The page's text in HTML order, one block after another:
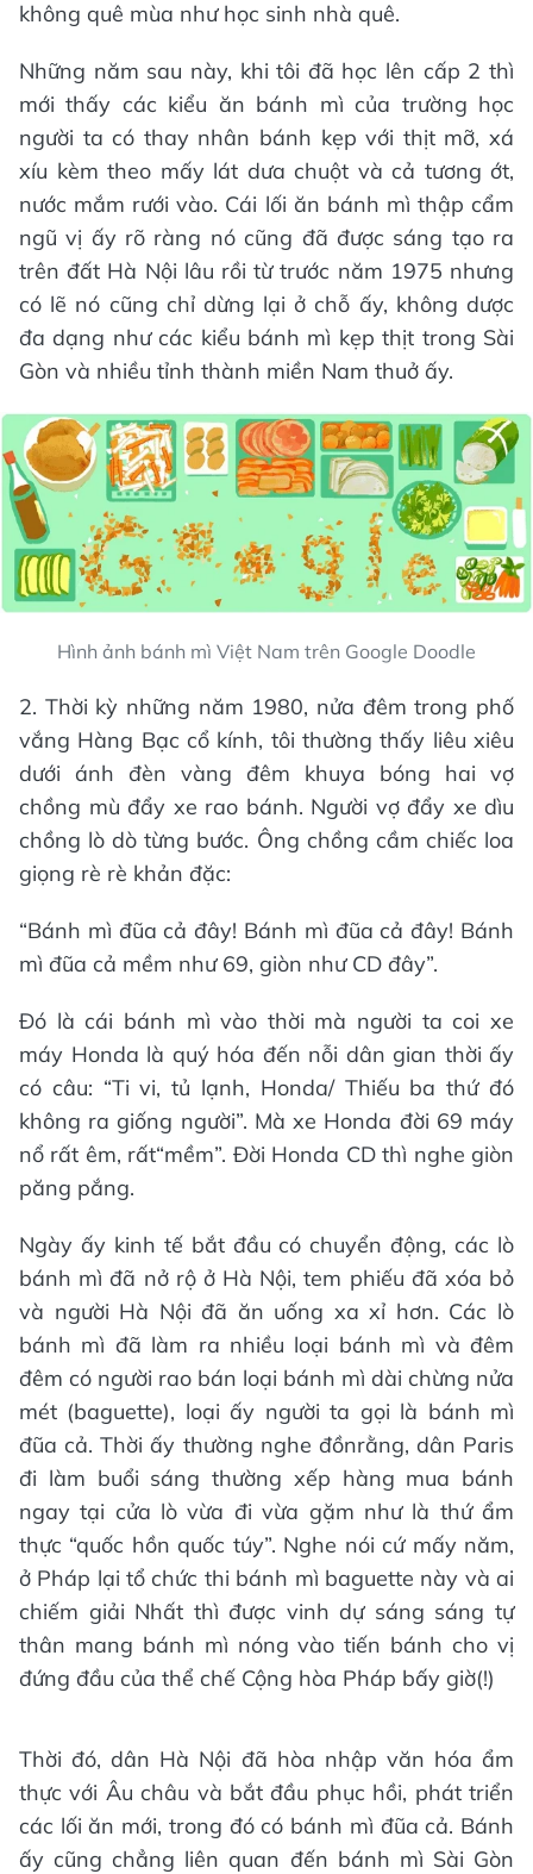
không quê mùa như học sinh nhà quê.
Những năm sau này, khi tôi đã học lên cấp 2 thì
mới thấy các kiểu ăn bánh mì của trường học
người ta có thay nhân bánh kẹp với thịt mỡ, xá
xíu kèm theo mấy lát dưa chuột và cả tương ớt,
nước mắm rưới vào. Cái lối ăn bánh mì thập cẩm
ngũ vị ấy rõ ràng nó cũng đã được sáng tạo ra
trên đất Hà Nội lâu rồi từ trước năm 1975 nhưng
có lẽ nó cũng chỉ dừng lại ở chỗ ấy, không dược
đa dạng như các kiểu bánh mì kẹp thịt trong Sài
Gòn và nhiều tỉnh thành miền Nam thuở ấy.
Hình ảnh bánh mì Việt Nam trên Google Doodle
2. Thời kỳ những năm 1980, nửa đêm trong phố
vắng Hàng Bạc cổ kính, tôi thường thấy liêu xiêu
dưới ánh đèn vàng đêm khuya bóng hai vợ
chồng mù đẩy xe rao bánh. Người vợ đẩy xe dìu
chồng lò dò từng bước. Ông chồng cầm chiếc loa
giọng rè rè khản đặc:
“Bánh mì đũa cả đây! Bánh mì đũa cả đây! Bánh
mì đũa cả mềm như 69, giòn như CD đây”.
Đó là cái bánh mì vào thời mà người ta coi xe
máy Honda là quý hóa đến nỗi dân gian thời ấy
có câu: “Ti vi, tủ lạnh, Honda/ Thiếu ba thứ đó
không ra giống người”. Mà xe Honda đời 69 máy
nổ rất êm, rất“mềm”. Đời Honda CD thì nghe giòn
păng pắng.
Ngày ấy kinh tế bắt đầu có chuyển động, các lò
bánh mì đã nở rộ ở Hà Nội, tem phiếu đã xóa bỏ
và người Hà Nội đã ăn uống xa xỉ hơn. Các lò
bánh mì đã làm ra nhiều loại bánh mì và đêm
đêm có người rao bán loại bánh mì dài chừng nửa
mét (baguette), loại ấy người ta gọi là bánh mì
đũa cả. Thời ấy thường nghe đồnrằng, dân Paris
đi làm buổi sáng thường xếp hàng mua bánh
ngay tại cửa lò vừa đi vừa gặm như là thứ ẩm
thực “quốc hồn quốc túy”. Nghe nói cứ mấy năm,
ở Pháp lại tổ chức thi bánh mì baguette này và ai
chiếm giải Nhất thì được vinh dự sáng sáng tự
thân mang bánh mì nóng vào tiến bánh cho vị
đứng đầu của thể chế Cộng hòa Pháp bấy giờ(!)
Thời đó, dân Hà Nội đã hòa nhập văn hóa ẩm
thực với Âu châu và bắt đầu phục hồi, phát triển
các lối ăn mới, trong đó có bánh mì đũa cả. Bánh
ấy cũng chẳng liên quan đến bánh mì Sài Gòn